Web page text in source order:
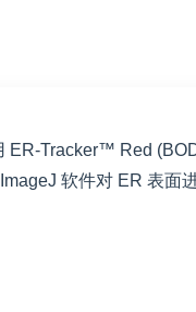
ER-Tracker™ Red
软件对 ER 表面进